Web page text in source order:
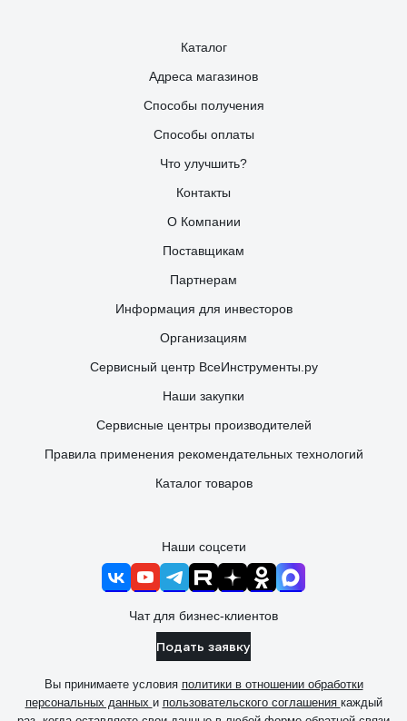
Каталог
Адреса магазинов
Способы получения
Способы оплаты
Что улучшить?
Контакты
О Компании
Поставщикам
Партнерам
Информация для инвесторов
Организациям
Сервисный центр ВсеИнструменты.ру
Наши закупки
Сервисные центры производителей
Правила применения рекомендательных технологий
Каталог товаров
Наши соцсети
Чат для бизнес-клиентов
Подать заявку
Вы принимаете условия политики в отношении обработки
персональных данных и пользовательского соглашения каждый